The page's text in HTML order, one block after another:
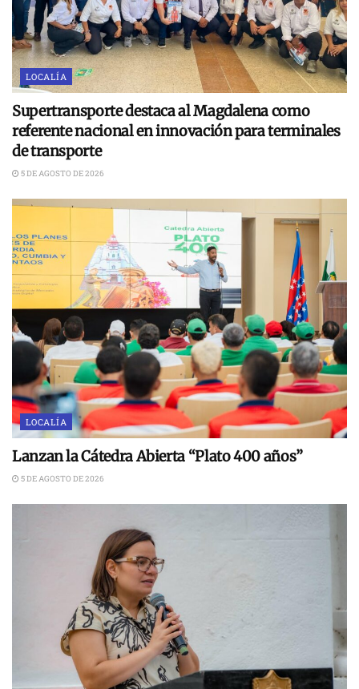
LOCALÍA
Supertransporte destaca al Magdalena como
referente nacional en innovación para terminales
de transporte
5 DE AGOSTO DE 2026
LOCALÍA
Lanzan la Cátedra Abierta “Plato 400 años”
5 DE AGOSTO DE 2026